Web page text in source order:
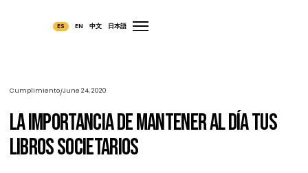
ES 中文
EN 日本語
La Importancia De Mantener Al Día Tus
Libros Societarios